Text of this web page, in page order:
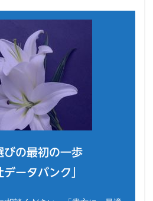
びの最初の一歩
データバンク」